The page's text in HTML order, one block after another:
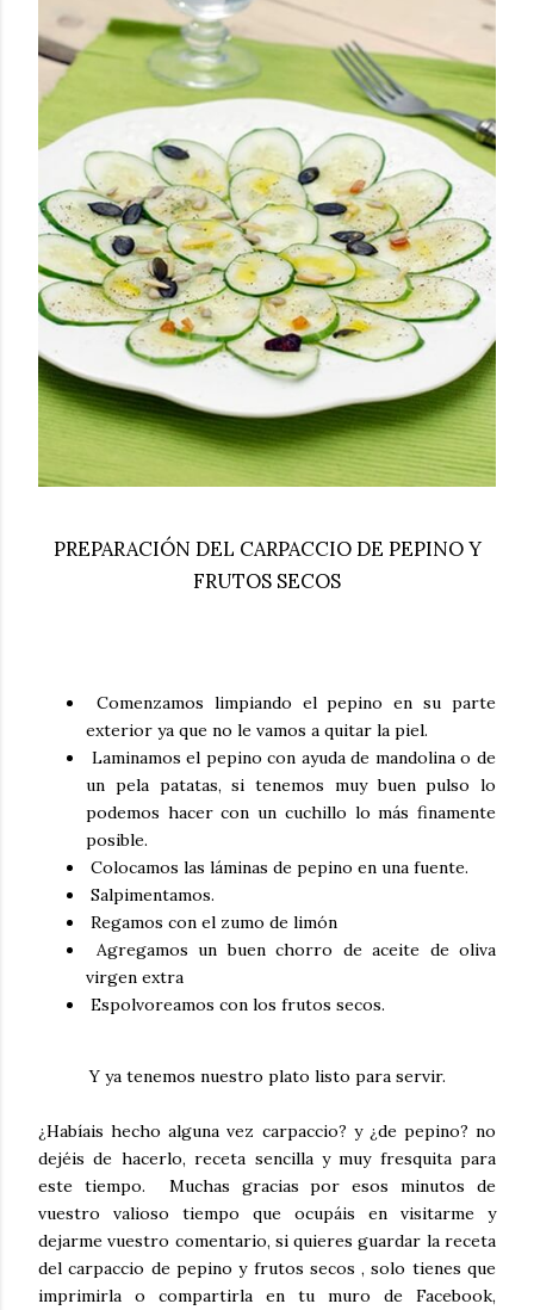
PREPARACIÓN DEL CARPACCIO DE PEPINO Y
FRUTOS SECOS
Comenzamos limpiando el pepino en su parte
exterior ya que no le vamos a quitar la piel.
Laminamos el pepino con ayuda de mandolina o de
un pela patatas, si tenemos muy buen pulso lo
podemos hacer con un cuchillo lo más finamente
posible.
Colocamos las láminas de pepino en una fuente.
Salpimentamos.
Regamos con el zumo de limón
Agregamos un buen chorro de aceite de oliva
virgen extra
Espolvoreamos con los frutos secos.
Y ya tenemos nuestro plato listo para servir.
¿Habíais hecho alguna vez carpaccio? y ¿de pepino? no
dejéis de hacerlo, receta sencilla y muy fresquita para
este tiempo. Muchas gracias por esos minutos de
vuestro valioso tiempo que ocupáis en visitarme y
dejarme vuestro comentario, si quieres guardar la receta
del carpaccio de pepino y frutos secos , solo tienes que
imprimirla o compartirla en tu muro de Facebook,